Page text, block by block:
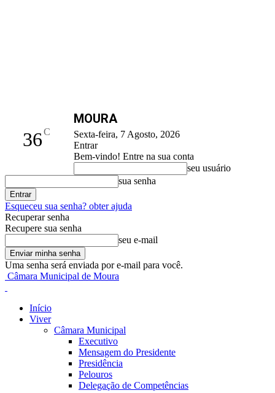
36C
MOURA
Sexta-feira, 7 Agosto, 2026
Entrar
Bem-vindo! Entre na sua conta
seu usuário
sua senha
Esqueceu sua senha? obter ajuda
Recuperar senha
Recupere sua senha
seu e-mail
Uma senha será enviada por e-mail para você.
Câmara Municipal de Moura
Início
Viver
Câmara Municipal
Executivo
Mensagem do Presidente
Presidência
Pelouros
Delegação de Competências